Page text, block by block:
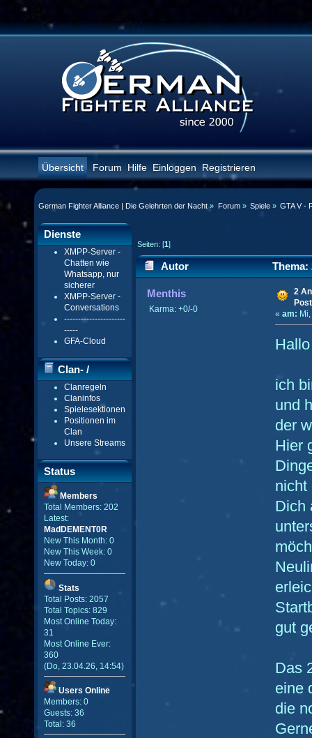
Übersicht Forum Hilfe Einloggen Registrieren
German Fighter Alliance | Die Gelehrten der Nacht» Forum» Spiele» GTA V -
Dienste
XMPP-Server -
Chatten wie
Whatsapp, nur
sicherer
XMPP-Server -
Conversations
----------------------
-----
GFA-Cloud
Clan- /
Gildenmenü
Clanregeln
Claninfos
Spielesektionen
Positionen im
Clan
Unsere Streams
Status
Members
Total Members: 202
Latest:
MadDEMENT0R
New This Month: 0
New This Week: 0
New Today: 0
Stats
Total Posts: 2057
Total Topics: 829
Most Online Today:
31
Most Online Ever:
360
(Do, 23.04.26, 14:54)
Users Online
Members: 0
Guests: 36
Total: 36
Seiten: [1]
Autor
Thema:
(Gelesen 22749 mal)
Menthis
Karma: +0/-0
2
Post
« am:
ich
und
der
Hier
nicht
Dich
gut
Das
eine
die